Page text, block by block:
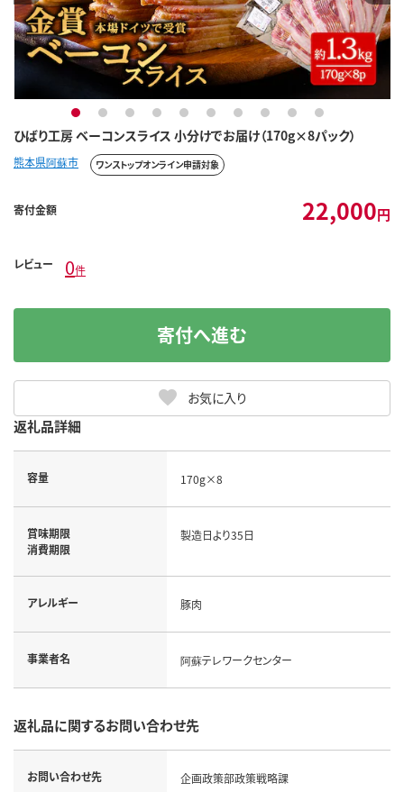
ひばり工房 ベーコンスライス 小分けでお届け（170g×8パック）
1 2 3 4 5 6 7 8 9 10
熊本県阿蘇市 ワンストップオンライン申請対象
寄付金額 22,000円
レビュー 0件
お気に入り
寄付へ進む
返礼品詳細
容量 170g×8
賞味期限
消費期限
製造日より35日
アレルギー 豚肉
事業者名 阿蘇テレワークセンター
返礼品に関するお問い合わせ先
お問い合わせ先 企画政策部政策戦略課